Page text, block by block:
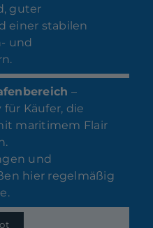
guter
einer stabilen
und
–
Käufer, die
maritimem Flair
und
hier regelmäßig